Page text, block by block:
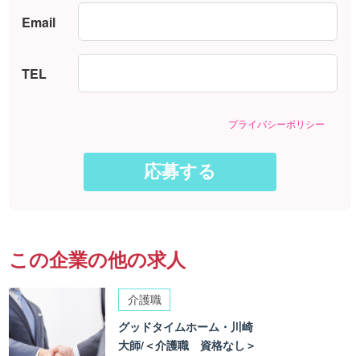
Email
TEL
プライバシーポリシー
この企業の他の求人
介護職
グッドタイムホーム・川崎
大師/＜介護職 資格なし＞